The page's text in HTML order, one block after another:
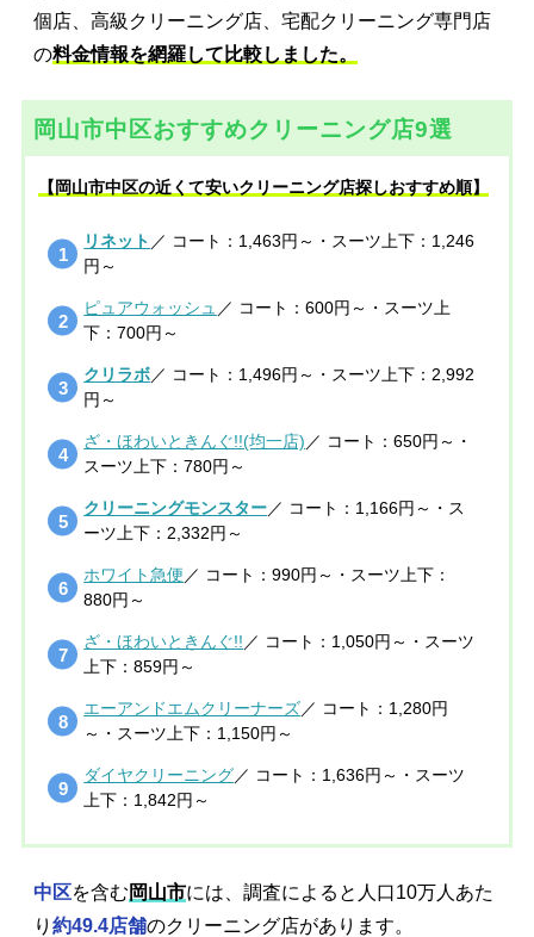
個店、高級クリーニング店、宅配クリーニング専門店
の料金情報を網羅して比較しました。
岡山市中区おすすめクリーニング店9選
【岡山市中区の近くて安いクリーニング店探しおすすめ順】
リネット ／ コート：1,463円～・スーツ上下：1,246
円～
ピュアウォッシュ ／ コート：600円～・スーツ上
下：700円～
クリラボ／ コート：1,496円～・スーツ上下：2,992
円～
ざ・ほわいときんぐ!!(均一店) ／ コート：650円～・
スーツ上下：780円～
クリーニングモンスター／ コート：1,166円～・ス
ーツ上下：2,332円～
ホワイト急便 ／ コート：990円～・スーツ上下：
880円～
ざ・ほわいときんぐ!! ／ コート：1,050円～・スーツ
上下：859円～
エーアンドエムクリーナーズ／ コート：1,280円
～・スーツ上下：1,150円～
ダイヤクリーニング／ コート：1,636円～・スーツ
上下：1,842円～
中区を含む 岡山市には、調査によると人口10万人あた
り 約49.4店舗のクリーニング店があります。